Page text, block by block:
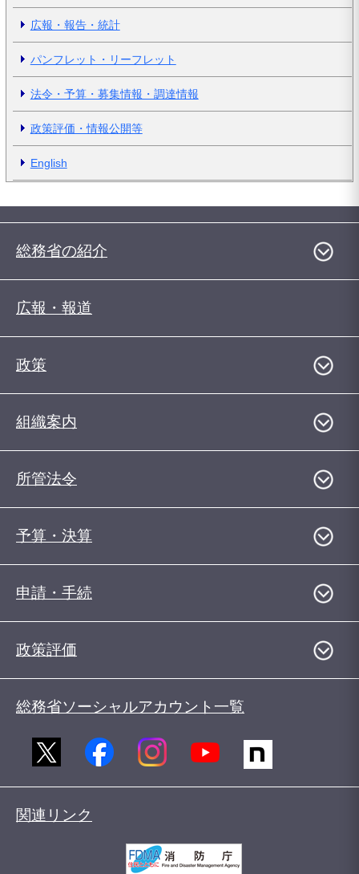
広報・報告・統計
パンフレット・リーフレット
法令・予算・募集情報・調達情報
政策評価・情報公開等
English
総務省の紹介
広報・報道
政策
組織案内
所管法令
予算・決算
申請・手続
政策評価
総務省ソーシャルアカウント一覧
関連リンク